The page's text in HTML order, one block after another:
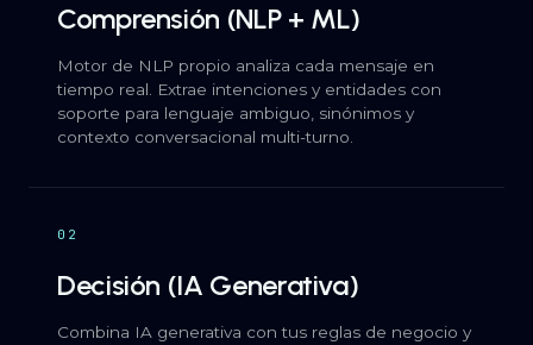
Comprensión (NLP + ML)
Motor de NLP propio analiza cada mensaje en
tiempo real. Extrae intenciones y entidades con
soporte para lenguaje ambiguo, sinónimos y
contexto conversacional multi-turno.
02
Decisión (IA Generativa)
Combina IA generativa con tus reglas de negocio y